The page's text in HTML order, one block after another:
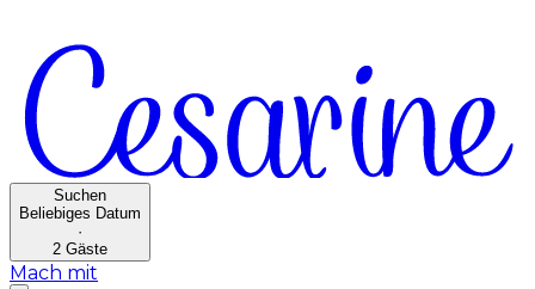
Suchen
Beliebiges Datum
·
2 Gäste
Mach mit